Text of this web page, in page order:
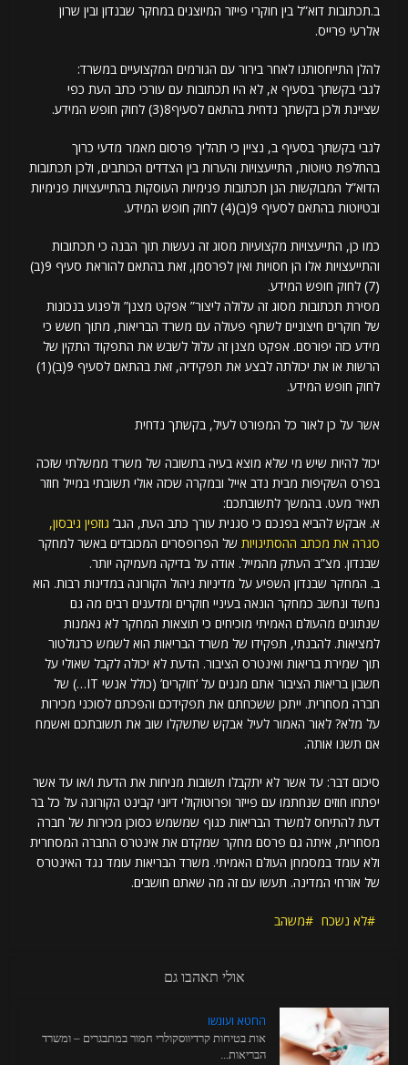
ב.תכתובות דוא”ל בין חוקרי פייזר המיוצגים במחקר שבנדון ובין שרון
אלרעי פרייס.
להלן התייחסותנו לאחר בירור עם הגורמים המקצועיים במשרד:
לגבי בקשתך בסעיף א, לא היו תכתובות עם עורכי כתב העת כפי
שציינת ולכן בקשתך נדחית בהתאם לסעיף8(3) לחוק חופש המידע.
לגבי בקשתך בסעיף ב, נציין כי תהליך פרסום מאמר מדעי כרוך
בהחלפת טיוטות, התייעצויות והערות בין הצדדים הכותבים, ולכן תכתובות
הדוא”ל המבוקשות הנן תכתובות פנימיות העוסקות בהתייעצויות פנימיות
ובטיוטות בהתאם לסעיף 9(ב)(4) לחוק חופש המידע.
כמו כן, התייעצויות מקצועיות מסוג זה נעשות תוך הבנה כי תכתובות
והתייעצויות אלו הן חסויות ואין לפרסמן, זאת בהתאם להוראת סעיף 9(ב)
(7) לחוק חופש המידע.
מסירת תכתובות מסוג זה עלולה ליצור” אפקט מצנן” ולפגוע בנכונות
של חוקרים חיצוניים לשתף פעולה עם משרד הבריאות, מתוך חשש כי
מידע כזה יפורסם. אפקט מצנן זה עלול לשבש את התפקוד התקין של
הרשות או את יכולתה לבצע את תפקידיה, זאת בהתאם לסעיף 9(ב)(1)
לחוק חופש המידע.
אשר על כן לאור כל המפורט לעיל, בקשתך נדחית
יכול להיות שיש מי שלא מוצא בעיה בתשובה של משרד ממשלתי שזכה
בפרס השקיפות מבית נדב אייל ובמקרה שכזה אולי תשובתי במייל חוזר
תאיר מעט. בהמשך לתשובתכם:
א. אבקש להביא בפנכם כי סגנית עורך כתב העת, הגב’ גוזפין גיבסון,
סגרה את מכתב ההסתיגויות של הפרופסרים המכובדים באשר למחקר
שבנדון. מצ”ב העתק מהמייל. אודה על בדיקה מעמיקה יותר.
ב. המחקר שבנדון השפיע על מדיניות ניהול הקורונה במדינות רבות. הוא
נחשד ונחשב כמחקר הונאה בעיניי חוקרים ומדענים רבים מה גם
שנתונים מהעולם האמיתי מוכיחים כי תוצאות המחקר לא נאמנות
למציאות. להבנתי, תפקידו של משרד הבריאות הוא לשמש כרגולטור
תוך שמירת בריאות ואינטרס הציבור. הדעת לא יכולה לקבל שאולי על
חשבון בריאות הציבור אתם מגנים על ‘חוקרים’ (כולל אנשי IT…) של
חברה מסחרית. ייתכן ששכחתם את תפקידכם והפכתם לסוכני מכירות
על מלא? לאור האמור לעיל אבקש שתשקלו שוב את תשובתכם ואשמח
אם תשנו אותה.
סיכום דבר: עד אשר לא יתקבלו תשובות מניחות את הדעת ו/או עד אשר
יפתחו חוזים שנחתמו עם פייזר ופרוטוקולי דיוני קבינט הקורונה על כל בר
דעת להתיחס למשרד הבריאות כגוף שמשמש כסוכן מכירות של חברה
מסחרית, איתה גם פרסם מחקר שמקדם את אינטרס החברה המסחרית
ולא עומד במסמחן העולם האמיתי. משרד הבריאות עומד נגד האינטרס
של אזרחי המדינה. תעשו עם זה מה שאתם חושבים.
לא נשכח משהב
אולי תאהבו גם
החטא ועונשו
אות בטיחות קרדיווסקולרי חמור במתבגרים – ומשרד
הבריאות...